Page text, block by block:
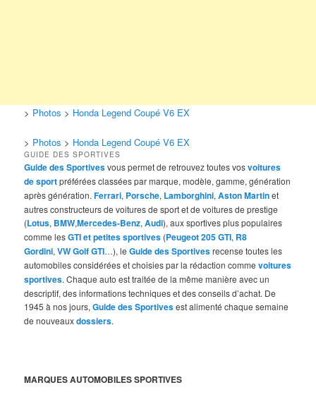
> Photos > Honda Legend Coupé V6 EX
> Photos > Honda Legend Coupé V6 EX
GUIDE DES SPORTIVES
Guide des Sportivesvous permet de retrouvez toutes vosvoitures
de sportpréférées classées par marque, modèle, gamme, génération
après génération.Ferrari, Porsche, Lamborghini,Aston Martinet
autres constructeurs de voitures de sport et de voitures de prestige
(Lotus, BMW,Mercedes-Benz,Audi), aux sportives plus populaires
comme lesGTI et petites sportives (Peugeot 205 GTI, R8
Gordini,VW Golf GTI…), leGuide des Sportivesrecense toutes les
automobiles considérées et choisies par la rédaction commevoitures
sportives. Chaque auto est traitée de la même manière avec un
descriptif, des informations techniques et des conseils d’achat. De
1945 à nos jours,Guide des Sportivesest alimenté chaque semaine
de nouveauxdossiers.
MARQUES AUTOMOBILES SPORTIVES